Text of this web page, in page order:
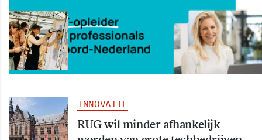
INNOVATIE
Maakfestival in Forum vol
workshops en activiteiten
INNOVATIE
RUG wil minder afhankelijk